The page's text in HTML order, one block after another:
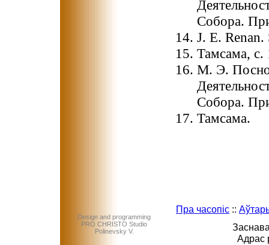
Собора.
J. E.
Тамсама, с.
М. Э.
Собора.
Тамсама.
Design and programming
PRO CHRISTO Studio
Polinevsky V.
Пра часопіс ::
Адрас